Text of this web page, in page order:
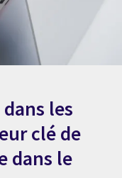
les
clé de
dans le